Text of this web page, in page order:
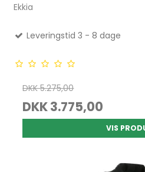
Ekkia
Leveringstid 3 - 8 dage
DKK 5.275,00
DKK 3.775,00
VIS